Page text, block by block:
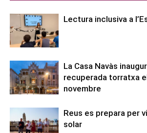
Lectura inclusiva a
La Casa Navàs
recuperada torratxa
novembre
Reus es prepara per
solar